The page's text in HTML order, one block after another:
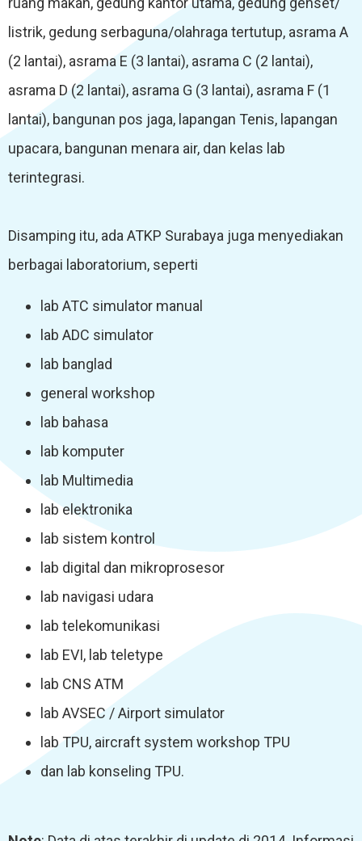
listrik, gedung serbaguna/olahraga tertutup, asrama A
(2 lantai), asrama E (3 lantai), asrama C (2 lantai),
asrama D (2 lantai), asrama G (3 lantai), asrama F (1
lantai), bangunan pos jaga, lapangan Tenis, lapangan
upacara, bangunan menara air, dan kelas lab
terintegrasi.
Disamping itu, ada ATKP Surabaya juga menyediakan
berbagai laboratorium, seperti
lab ATC simulator manual
lab ADC simulator
lab banglad
general workshop
lab bahasa
lab komputer
lab Multimedia
lab elektronika
lab sistem kontrol
lab digital dan mikroprosesor
lab navigasi udara
lab telekomunikasi
lab EVI, lab teletype
lab CNS ATM
lab AVSEC / Airport simulator
lab TPU, aircraft system workshop TPU
dan lab konseling TPU.